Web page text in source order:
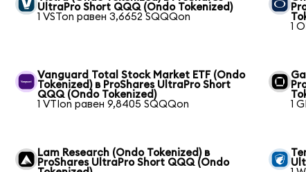
UltraPro Short QQQ (Ondo Tokenized)
1 VSTon равен 3,6652 SQQQon
1
Vanguard Total Stock Market ETF (Ondo
Tokenized) в ProShares UltraPro Short
QQQ (Ondo Tokenized)
1 VTIon равен 9,8405 SQQQon
1
Lam Research (Ondo Tokenized) в
ProShares UltraPro Short QQQ (Ondo